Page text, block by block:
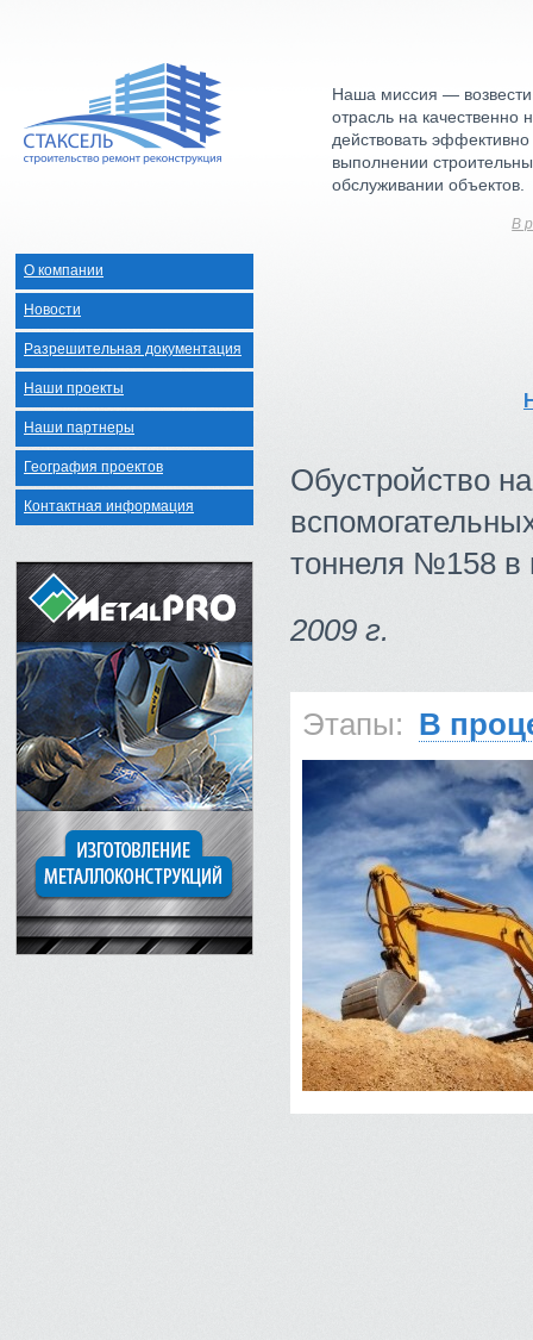
Наша миссия —
отрасль на качественно
действовать
выполнении
обслуживании объектов.
В
О компании
Новости
Разрешительная документация
Наши проекты
Наши партнеры
География проектов
Контактная информация
Обустройство
тоннеля №158 в
2009 г.
Этапы: В